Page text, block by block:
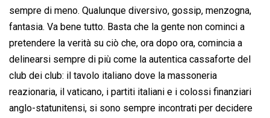
sempre di meno. Qualunque diversivo, gossip, menzogna,
fantasia. Va bene tutto. Basta che la gente non cominci a
pretendere la verità su ciò che, ora dopo ora, comincia a
delinearsi sempre di più come la autentica cassaforte del
club dei club: il tavolo italiano dove la massoneria
reazionaria, il vaticano, i partiti italiani e i colossi finanziari
anglo-statunitensi, si sono sempre incontrati per decidere